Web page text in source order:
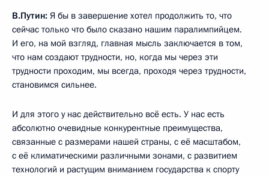
В.Путин: Я бы в завершение хотел продолжить то, что
сейчас только что было сказано нашим паралимпийцем.
И его, на мой взгляд, главная мысль заключается в том,
что нам создают трудности, но, когда мы через эти
трудности проходим, мы всегда, проходя через трудности,
становимся сильнее.
И для этого у нас действительно всё есть. У нас есть
абсолютно очевидные конкурентные преимущества,
связанные с размерами нашей страны, с её масштабом,
с её климатическими различными зонами, с развитием
технологий и растущим вниманием государства к спорту